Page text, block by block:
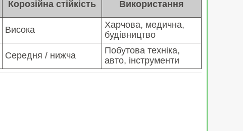
Корозійна стійкість Використання
Висока
Харчова, медична,
будівництво
Середня / нижча
Побутова техніка,
авто, інструменти